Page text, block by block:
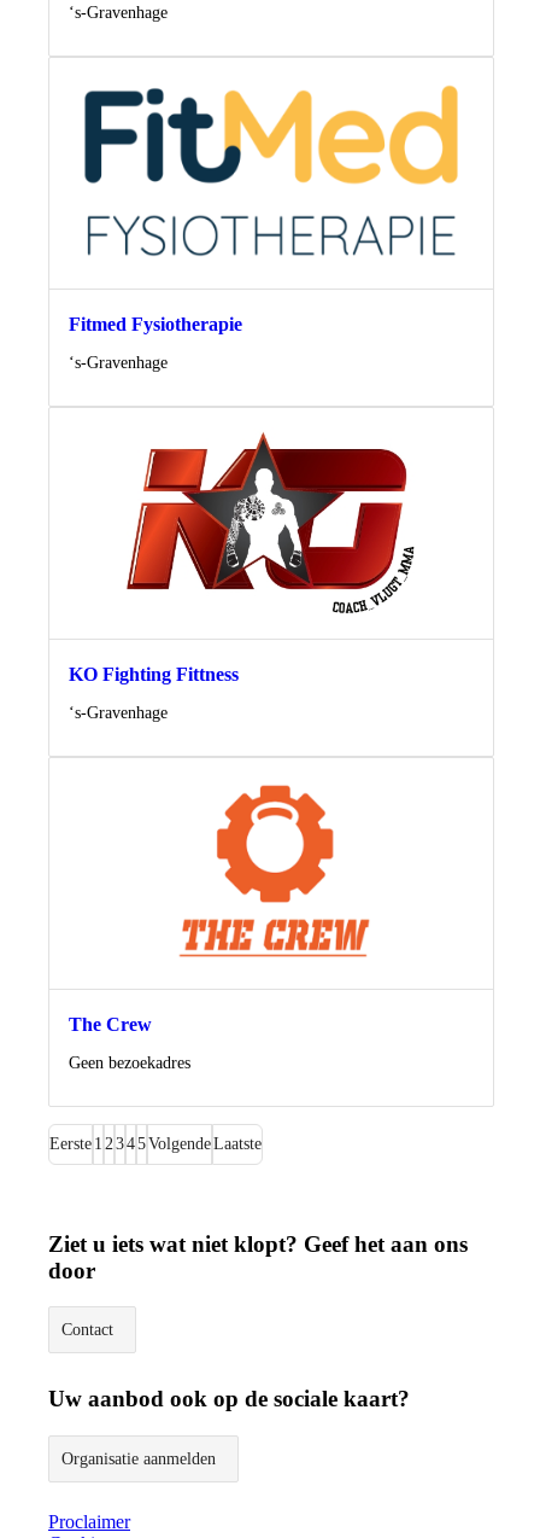
Locatie
‘s-Gravenhage
Fitmed Fysiotherapie
Locatie
‘s-Gravenhage
KO Fighting Fittness
Locatie
‘s-Gravenhage
The Crew
Locatie
Geen bezoekadres
Eerste 1 2345VolgendeLaatste
Ziet u iets wat niet klopt? Geef het aan ons
door
Contact
Uw aanbod ook op de sociale kaart?
Organisatie aanmelden
Proclaimer